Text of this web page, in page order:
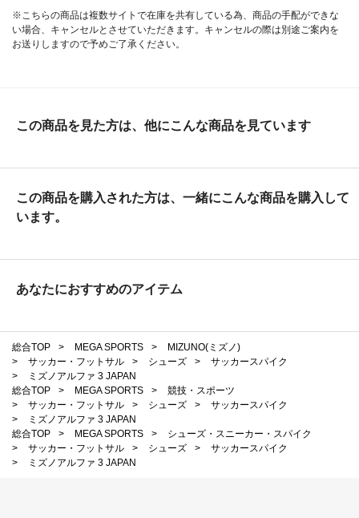
※こちらの商品は複数サイトで在庫を共有している為、商品の手配ができな
い場合、キャンセルとさせていただきます。キャンセルの際は別途ご案内を
お送りしますので予めご了承ください。
この商品を見た方は、他にこんな商品を見ています
この商品を購入された方は、一緒にこんな商品を購入して
います。
あなたにおすすめのアイテム
総合TOP > MEGA SPORTS >
MIZUNO(ミズノ)
>
サッカー・フットサル > シューズ >
サッカースパイク
>
ミズノアルファ 3 JAPAN
総合TOP
> MEGA SPORTS >
競技・スポーツ
>
サッカー・フットサル > シューズ >
サッカースパイク
>
ミズノアルファ 3 JAPAN
総合TOP
> MEGA SPORTS >
シューズ・スニーカー・スパイク
>
サッカー・フットサル > シューズ >
サッカースパイク
>
ミズノアルファ 3 JAPAN